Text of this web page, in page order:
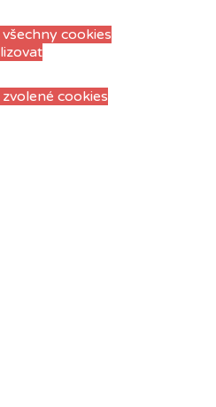
cookies
cookies